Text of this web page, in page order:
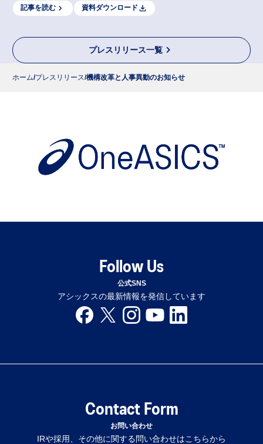
記事を読む 資料ダウンロード
プレスリリース一覧
ホーム プレスリリース 機構改革と人事異動のお知らせ
Follow Us
公式SNS
アシックスの最新情報を発信しています
Contact Form
お問い合わせ
IRや採用、その他に関する問い合わせはこちらから